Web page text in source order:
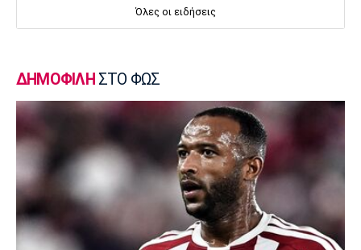
Λεβαδειακός: Και επίσημα δικός του ο
Ποδόσφαιρο - Διεθνή
«Χρυσή» συμφωνία Τραμπζονσπόρ με Σαλάχ
– Έσοδα 12 εκατ. ευρώ σε τρεις ημέρες
19:30
Βίκος Ιωαννίνων: Ανακοίνωσε Αγραβάνη
19:15
Στίβος
Όλες οι ειδήσεις
ΔΗΜΟΦΙΛΗ ΣΤΟ ΦΩΣ